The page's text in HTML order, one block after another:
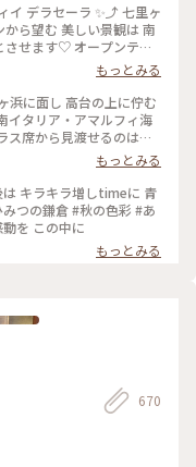
イ デラセーラ ✨⤴︎ 七里ヶ
ンビューの眩いパノラマ
くなり… 困ります（笑）
かった #ありがとう う
びりさん
もっとみる
の上に佇む
マは いつまでも いつま
） #ひみつの鎌倉 #秋の
うっかり３時間 経ってい
もっとみる
キラキラ増しtimeに 青
つの鎌倉 #秋の色彩 #あ
を この中に
もっとみる
670